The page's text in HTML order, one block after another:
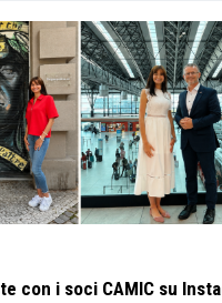
con i soci CAMIC su